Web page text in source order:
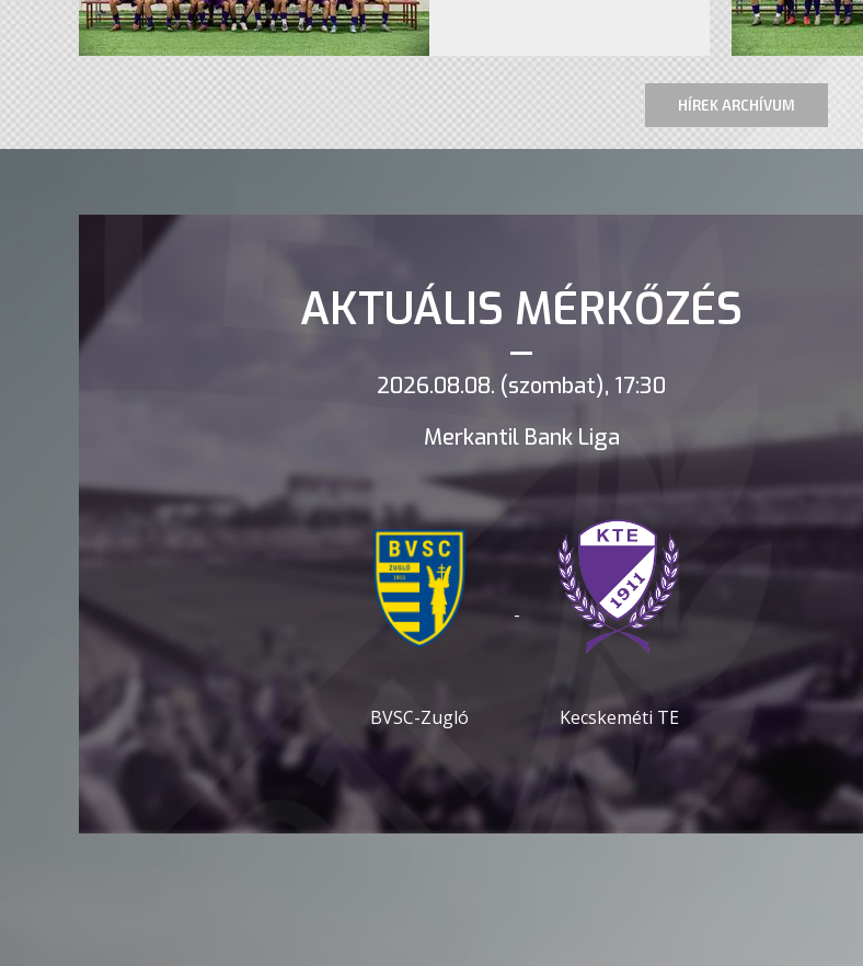
HÍREK ARCHÍVUM
AKTUÁLIS MÉRKŐZÉS
2026.08.08. (szombat), 17:30
Merkantil Bank Liga
BVSC-Zugló
-
Kecskeméti TE